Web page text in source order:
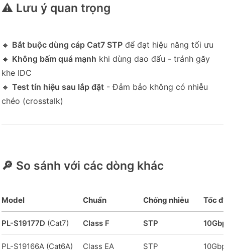
⚠️ Lưu ý quan trọng
🔹 Bắt buộc dùng cáp Cat7 STP để đạt hiệu năng tối ưu
🔹 Không bấm quá mạnh khi dùng dao đấu - tránh gãy
khe IDC
🔹 Test tín hiệu sau lắp đặt - Đảm bảo không có nhiễu
chéo (crosstalk)
🔎 So sánh với các dòng khác
Model Chuẩn Chống nhiễu Tốc
PL-S19177D (Cat7) Class F STP
PL-S19166A (Cat6A) Class EA STP